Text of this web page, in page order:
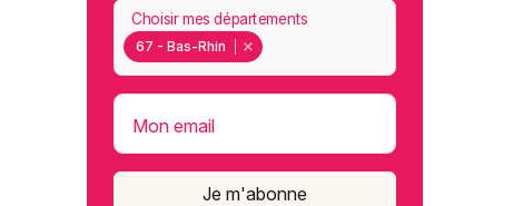
67 - Bas-Rhin
Choisir mes départements
Mon email
Je m'abonne